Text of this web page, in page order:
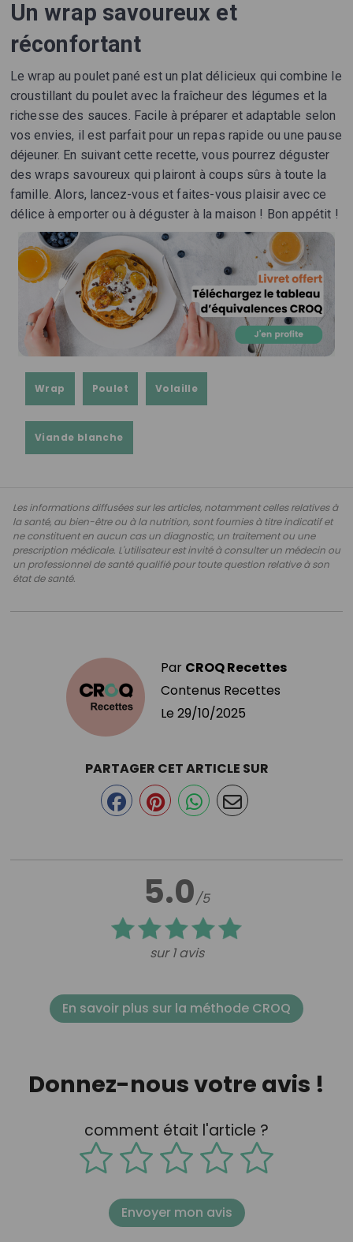
Un wrap savoureux et
réconfortant
Le wrap au poulet pané est un plat délicieux qui combine le
croustillant du poulet avec la fraîcheur des légumes et la
richesse des sauces. Facile à préparer et adaptable selon
vos envies, il est parfait pour un repas rapide ou une pause
déjeuner. En suivant cette recette, vous pourrez déguster
des wraps savoureux qui plairont à coups sûrs à toute la
famille. Alors, lancez-vous et faites-vous plaisir avec ce
délice à emporter ou à déguster à la maison ! Bon appétit !
Wrap Poulet Volaille
Viande blanche
Les informations diffusées sur les articles, notamment celles relatives à
la santé, au bien-être ou à la nutrition, sont fournies à titre indicatif et
ne constituent en aucun cas un diagnostic, un traitement ou une
prescription médicale. L'utilisateur est invité à consulter un médecin ou
un professionnel de santé qualifié pour toute question relative à son
état de santé.
Par CROQ Recettes
Contenus Recettes
Le 29/10/2025
5.0/5
sur 1 avis
PARTAGER CET ARTICLE SUR
En savoir plus sur la méthode CROQ
Donnez-nous votre avis !
comment était l'article ?
Envoyer mon avis